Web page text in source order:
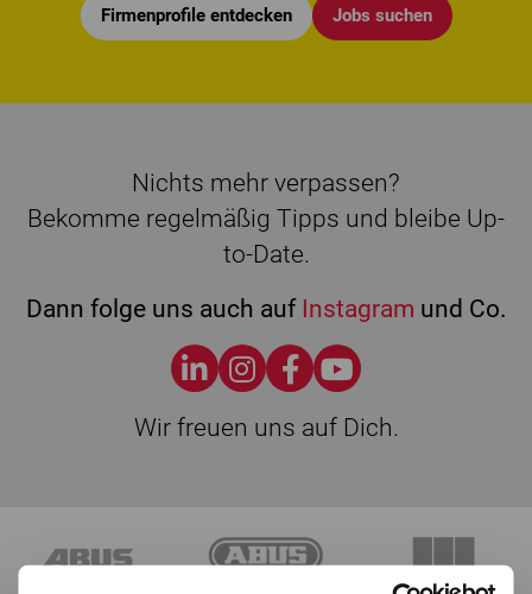
Firmenprofile entdecken Jobs suchen
Nichts mehr verpassen?
Bekomme regelmäßig Tipps und bleibe Up-
to-Date.
Dann folge uns auch auf Instagram und Co.
Wir freuen uns auf Dich.